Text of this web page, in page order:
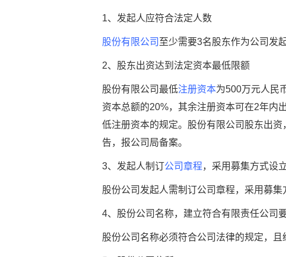
1、发起人应符合法定人数
股份有限公司 至少需要3名股东作为公司发
2、股东出资达到法定资本最低限额
股份有限公司最低注册资本为500万元人民
资本总额的20%，其余注册资本可在2年内
低注册资本的规定。股份有限公司股东出
告，报公司局备案。
3、发起人制订公司章程，采用募集方式设
股份公司发起人需制订公司章程，采用募
4、股份公司名称，建立符合有限责任公司
股份公司名称必须符合公司法律的规定，